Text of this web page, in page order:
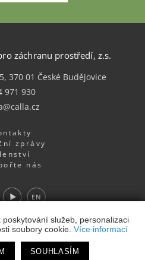
služeb, personalizaci
soubory cookie. Více informací
SOUHLASÍM
záchranu prostředí, z.s.
370 01 České Budějovice
971 930
zprávy
nás
Youtube EN
&publikační systém Toolkit-
Studio